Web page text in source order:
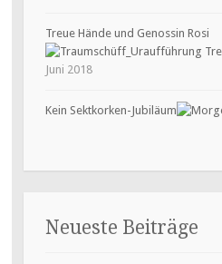
Treue Hände und Genossin Rosi
Juni 2018
Kein Sektkorken-Jubiläum
Neueste Beiträge